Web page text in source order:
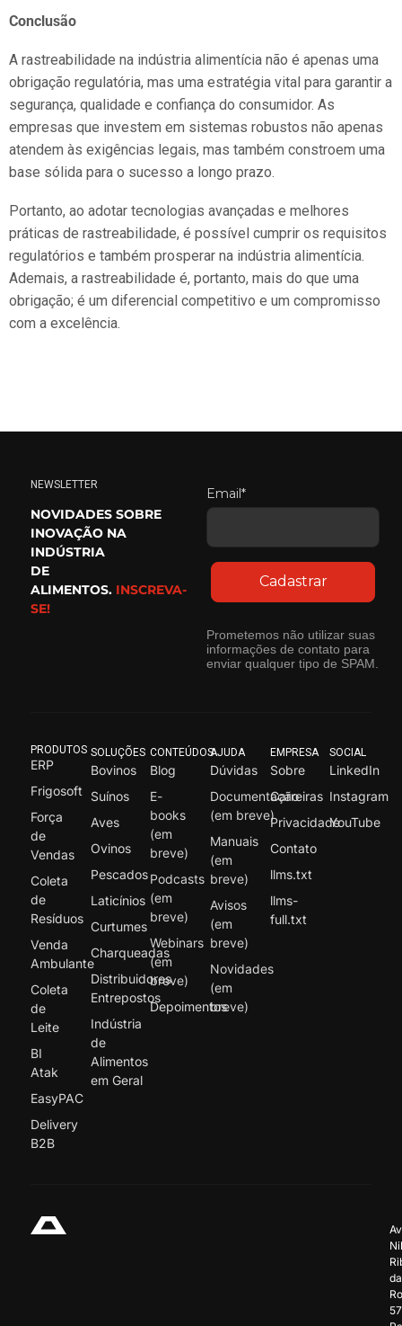
Conclusão
A rastreabilidade na indústria alimentícia não é apenas uma
obrigação regulatória, mas uma estratégia vital para garantir a
segurança, qualidade e confiança do consumidor. As
empresas que investem em sistemas robustos não apenas
atendem às exigências legais, mas também constroem uma
base sólida para o sucesso a longo prazo.
Portanto, ao adotar tecnologias avançadas e melhores
práticas de rastreabilidade, é possível cumprir os requisitos
regulatórios e também prosperar na indústria alimentícia.
Ademais, a rastreabilidade é, portanto, mais do que uma
obrigação; é um diferencial competitivo e um compromisso
com a excelência.
NEWSLETTER
NOVIDADES SOBRE
INOVAÇÃO NA
INDÚSTRIA
DE
ALIMENTOS. INSCREVA-
SE!
Email*
Cadastrar
Prometemos não utilizar suas
informações de contato para
enviar qualquer tipo de SPAM.
PRODUTOS
ERP
Frigosoft
Força
de
Vendas
Coleta
de
Resíduos
Venda
Ambulante
Coleta
de
Leite
BI
Atak
EasyPAC
Delivery
B2B
SOLUÇÕES
Bovinos
Suínos
Aves
Ovinos
Pescados
Laticínios
Curtumes
Charqueadas
Distribuidores
Entrepostos
Indústria
de
Alimentos
em Geral
CONTEÚDOS
Blog
E-
books
(em
breve)
Podcasts
(em
breve)
Webinars
(em
breve)
Depoimentos
AJUDA
Dúvidas
Documentação
(em breve)
Manuais
(em
breve)
Avisos
(em
breve)
Novidades
(em
breve)
EMPRESA
Sobre
Carreiras
Privacidade
Contato
llms.txt
llms-
full.txt
SOCIAL
LinkedIn
Instagram
YouTube
da